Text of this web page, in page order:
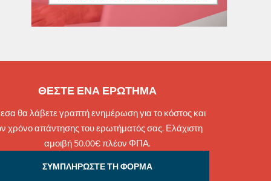
ΘΕΣΤΕ ΕΝΑ ΕΡΩΤΗΜΑ
θα λάβετε γραπτή ενημέρωση για το κόστος και
χρόνο απάντησης του ερωτήματός σας. Ελάχιστη
αμοιβή 50.00€ πλέον ΦΠΑ.
ΣΥΜΠΛΗΡΩΣΤΕ ΤΗ ΦΟΡΜΑ